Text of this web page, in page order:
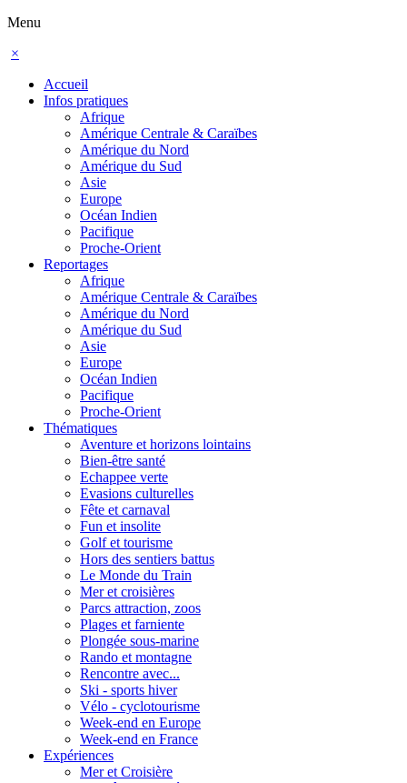
Menu
×
Accueil
Infos pratiques
Afrique
Amérique Centrale & Caraïbes
Amérique du Nord
Amérique du Sud
Asie
Europe
Océan Indien
Pacifique
Proche-Orient
Reportages
Afrique
Amérique Centrale & Caraïbes
Amérique du Nord
Amérique du Sud
Asie
Europe
Océan Indien
Pacifique
Proche-Orient
Thématiques
Aventure et horizons lointains
Bien-être santé
Echappee verte
Evasions culturelles
Fête et carnaval
Fun et insolite
Golf et tourisme
Hors des sentiers battus
Le Monde du Train
Mer et croisières
Parcs attraction, zoos
Plages et farniente
Plongée sous-marine
Rando et montagne
Rencontre avec...
Ski - sports hiver
Vélo - cyclotourisme
Week-end en Europe
Week-end en France
Expériences
Mer et Croisière